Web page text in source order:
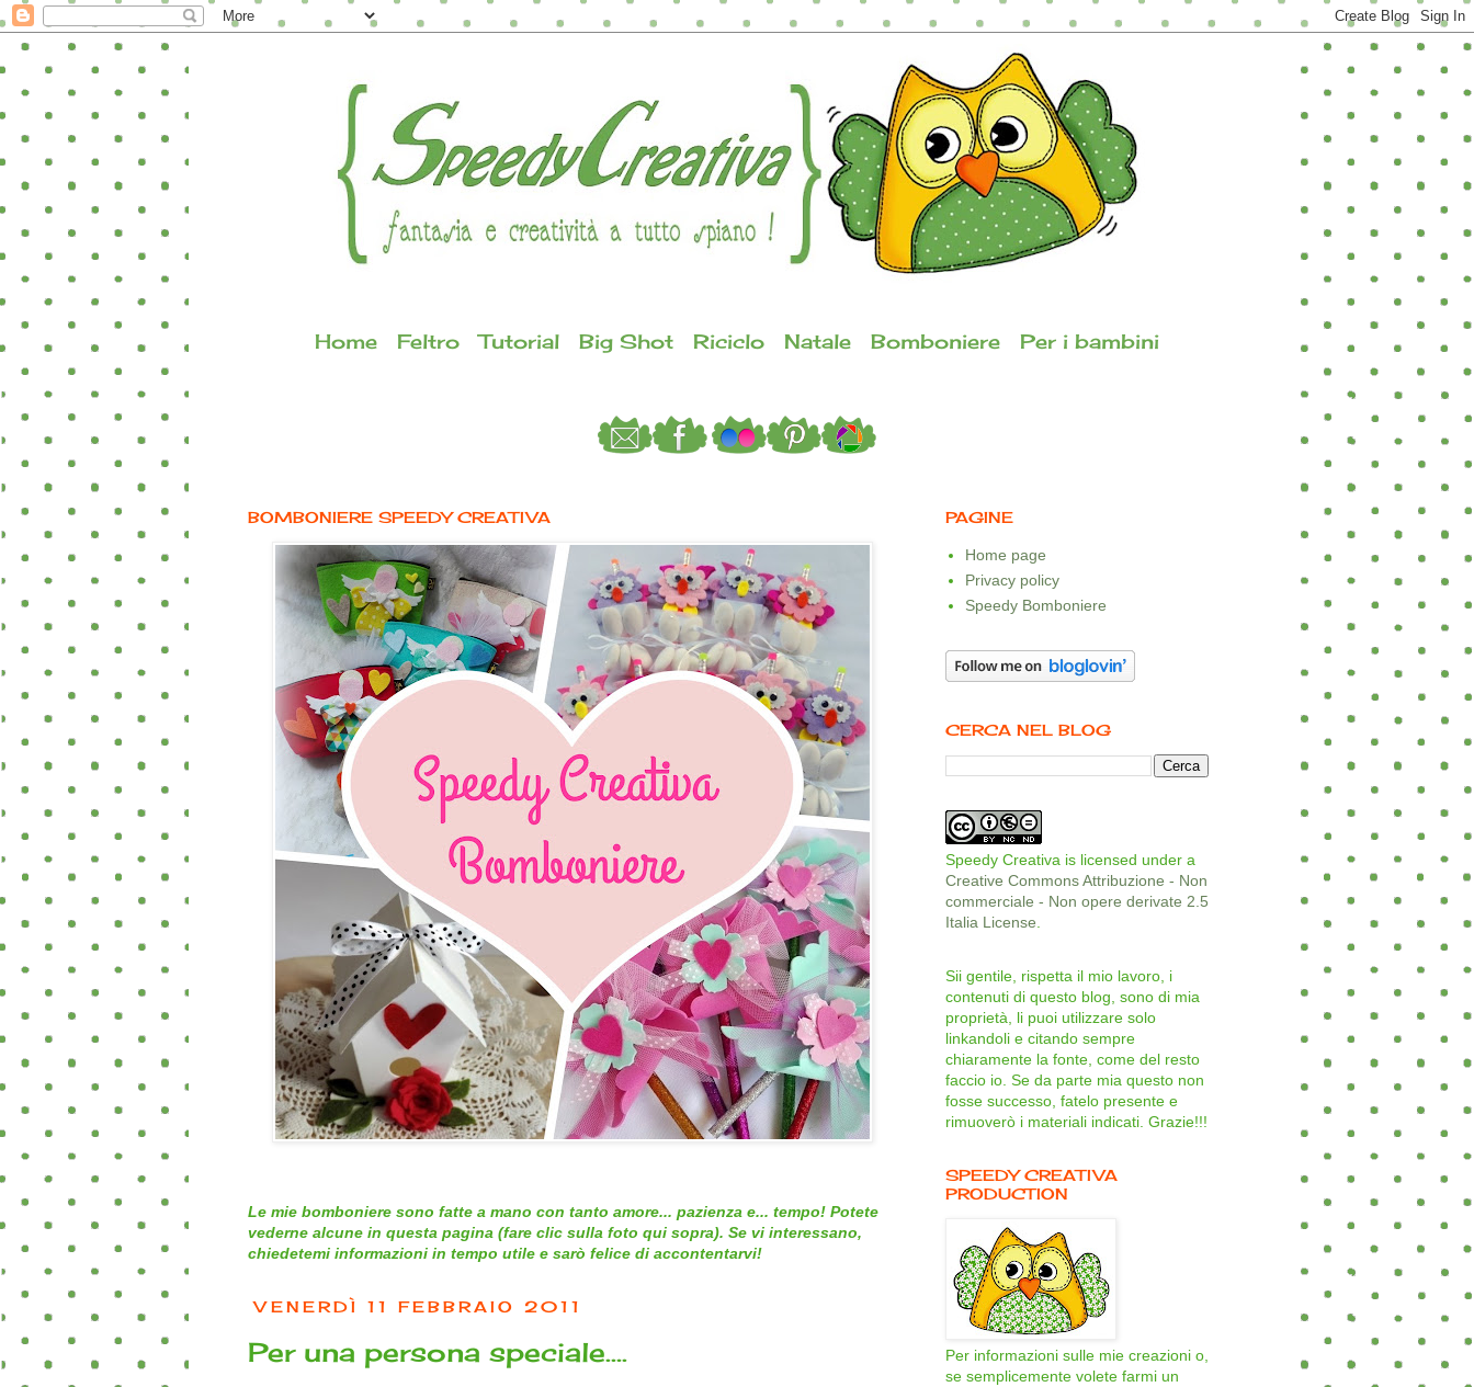
Home Feltro Tutorial Big Shot Riciclo Natale Bomboniere Per i bambini
BOMBONIERE SPEEDY CREATIVA
Le mie bomboniere sono fatte a mano con tanto amore... pazienza e... tempo! Potete
vederne alcune in questa pagina (fare clic sulla foto qui sopra). Se vi interessano,
chiedetemi informazioni in tempo utile e sarò felice di accontentarvi!
VENERDÌ 11 FEBBRAIO 2011
Per una persona speciale….
PAGINE
Home page
Privacy policy
Speedy Bomboniere
CERCA NEL BLOG
Speedy Creativa is licensed under a
Creative Commons Attribuzione - Non
commerciale - Non opere derivate 2.5
Italia License
Sii gentile, rispetta il mio lavoro, i
contenuti di questo blog, sono di mia
proprietà, li puoi utilizzare solo
linkandoli e citando sempre
chiaramente la fonte, come del resto
faccio io. Se da parte mia questo non
fosse successo, fatelo presente e
rimuoverò i materiali indicati. Grazie!!!
SPEEDY CREATIVA
PRODUCTION
Per informazioni sulle mie creazioni o,
se semplicemente volete farmi un